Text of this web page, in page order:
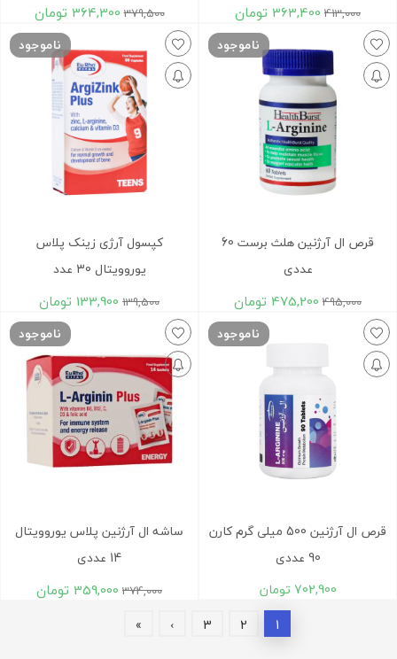
413,000
363,400 تومان 379,500
364,300 تومان
ناموجود
قرص ال آرژنین هلث برست 60
عددی
495,000
475,200 تومان
ناموجود
کپسول آرژی زینک پلاس
یوروویتال 30 عدد
139,500
133,900 تومان
ناموجود
قرص ال آرژنین 500 میلی گرم کارن
90 عددی
702,900 تومان
ناموجود
ساشه ال آرژنین پلاس یوروویتال
14 عددی
374,000
359,000 تومان
1
2
3
›
»